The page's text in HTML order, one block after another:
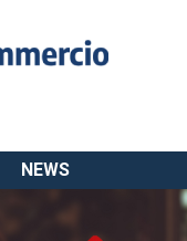
NEWS